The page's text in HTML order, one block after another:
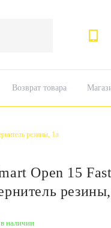
Возврат товара
резины, 1л
Open 15
в наличии